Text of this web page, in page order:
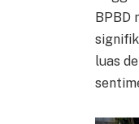
BPBD
luas